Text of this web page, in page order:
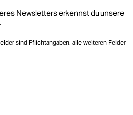
Newsletters erkennst du unsere
sind Pflichtangaben, alle weiteren Felder